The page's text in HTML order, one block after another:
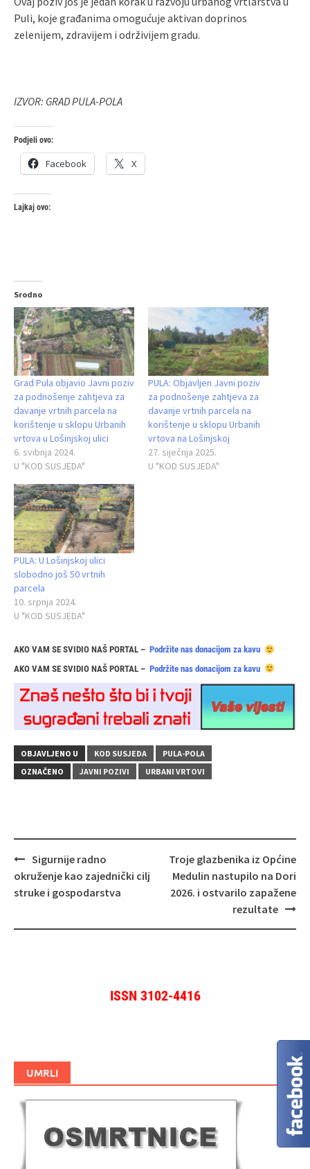
Puli, koje građanima omogućuje aktivan doprinos
zelenijem, zdravijem i održivijem gradu.
IZVOR: GRAD PULA-POLA
Podjeli ovo:
Facebook X
Lajkaj ovo:
Srodno
Grad Pula objavio Javni poziv
za podnošenje zahtjeva za
davanje vrtnih parcela na
korištenje u sklopu Urbanih
vrtova u Lošinjskoj ulici
6. svibnja 2024.
U "KOD SUSJEDA"
PULA: Objavljen Javni poziv
za podnošenje zahtjeva za
davanje vrtnih parcela na
korištenje u sklopu Urbanih
vrtova na Lošinjskoj
27. siječnja 2025.
U "KOD SUSJEDA"
PULA: U Lošinjskoj ulici
slobodno još 50 vrtnih
parcela
10. srpnja 2024.
U "KOD SUSJEDA"
AKO VAM SE SVIDIO NAŠ PORTAL – Podržite nas donacijom za kavu
AKO VAM SE SVIDIO NAŠ PORTAL – Podržite nas donacijom za kavu
OBJAVLJENO U KOD SUSJEDA
PULA-POLA
OZNAČENO
JAVNI POZIVI URBANI VRTOVI
Navigacija
objava
Sigurnije radno
okruženje kao zajednički cilj
struke i gospodarstva
Troje glazbenika iz Općine
Medulin nastupilo na Dori
2026. i ostvarilo zapažene
rezultate
ISSN 3102-4416
UMRLI